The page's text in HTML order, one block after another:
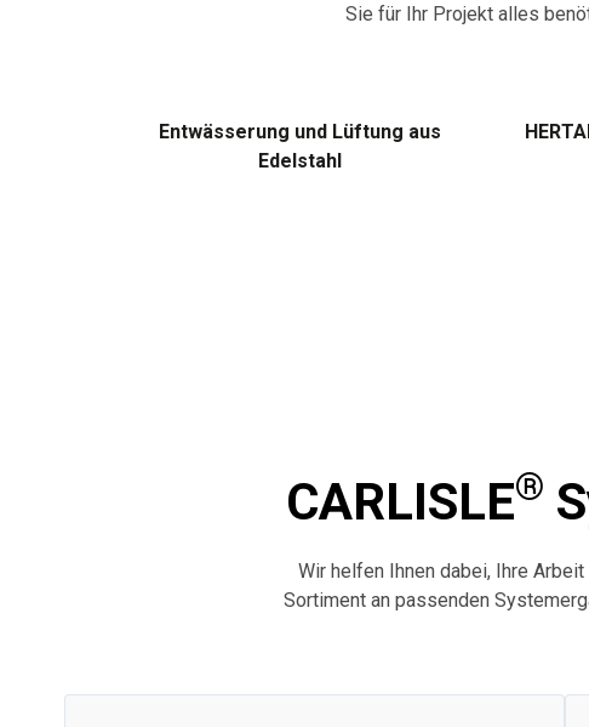
Sie für Ihr Projekt alles
Entwässerung und Lüftung aus
Edelstahl
CARLISLE®
Wir helfen Ihnen dabei, Ihre
Sortiment an passenden